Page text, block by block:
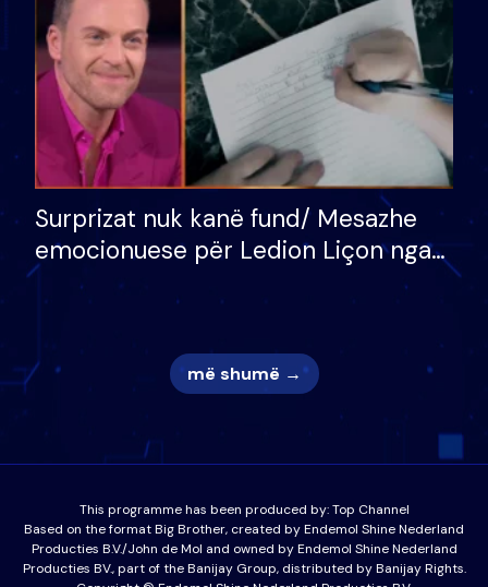
Surprizat nuk kanë fund/ Mesazhe
emocionuese për Ledion Liçon nga
nëna dhe fëmijët e tij, moderatori
nuk i mban dot lotët: Nuk meritoj…
më shumë →
This programme has been produced by:Top Channel
Based on the format Big Brother, created by Endemol Shine Nederland
Producties B.V./John de Mol and owned by Endemol Shine Nederland
Producties BV., part of the Banijay Group, distributed by Banijay Rights.